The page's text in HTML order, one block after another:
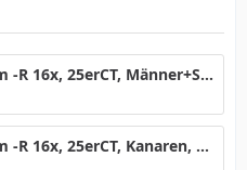
MCC 03RG20, Verbatim -R 16x, 25erCT, Männer+Serge, @12x.png
MCC 03RG20, Verbatim -R 16x, 25erCT, Kanaren, @12x.png